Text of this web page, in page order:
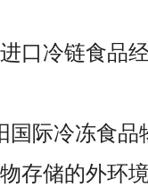
口冷链食品
国际冷冻食
存储的外环